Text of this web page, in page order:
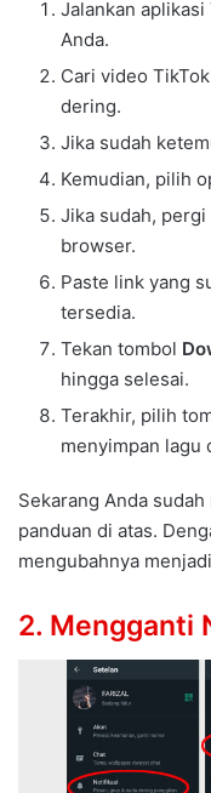
Jalankan
Anda.
Cari video
dering.
Jika sudah
Kemudian, pilih
Jika sudah,
browser.
Paste link yang
tersedia.
Tekan tombol
hingga selesai.
Terakhir, pilih
menyimpan lagu
Sekarang Anda
panduan di atas.
mengubahnya
2. Mengganti